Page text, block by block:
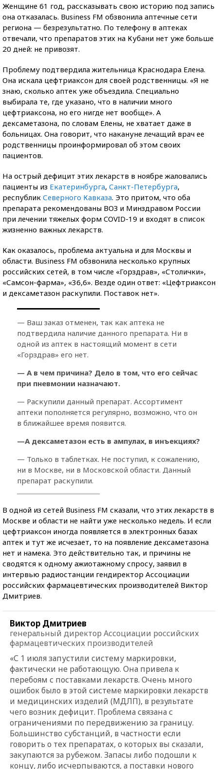
Женщине 61 год, рассказывать свою историю под запись
она отказалась. Business FM обзвонила аптечные сети
региона — безрезультатно. По телефону в аптеках
отвечали, что препаратов этих на Кубани нет уже больше
20 дней: не привозят.
Проблему подтвердила жительница Краснодара Елена.
Она искала цефтриаксон для своей родственницы. «Я не
знаю, сколько аптек уже объездила. Специально
выбирала те, где указано, что в наличии много
цефтриаксона, но его нигде нет вообще». А
дексаметазона, по словам Елены, не хватает даже в
больницах. Она говорит, что накануне лечащий врач ее
родственницы проинформировал об этом своих
пациентов.
На острый дефицит этих лекарств в ноябре жаловались
пациенты из Екатеринбурга, Санкт-Петербурга,
республик Северного Кавказа. Это притом, что оба
препарата рекомендованы ВОЗ и Минздравом России
при лечении тяжелых форм COVID-19 и входят в список
жизненно важных лекарств.
Как оказалось, проблема актуальна и для Москвы и
области. Business FM обзвонила несколько крупных
российских сетей, в том числе «Горздрав», «Столички»,
«Самсон-фарма», «36,6». Везде один ответ: «Цефтриаксон
и дексаметазон раскупили. Поставок нет».
— Ваш заказ отменен, так как аптека не
подтвердила наличие данного препарата. Ни в
одной из аптек в настоящий момент в сети
«Горздрав» его нет.
— А в чем причина? Дело в том, что его сейчас
при пневмонии назначают.
— Раскупили данный препарат. Ассортимент
аптеки пополняется регулярно, возможно, что он
в ближайшее время появится.
—А дексаметазон есть в ампулах, в инъекциях?
— Только в таблетках. Не поступил, к сожалению,
ни в Москве, ни в Московской области. Данный
препарат раскупили.
В одной из сетей Business FM сказали, что этих лекарств в
Москве и области не найти уже несколько недель. И если
цефтриаксон иногда появляется в электронных базах
аптек и тут же исчезает, то на появление дексаметазона
нет и намека. Это действительно так, и причины не
сводятся к одному ажиотажному спросу, заявил в
интервью радиостанции гендиректор Ассоциации
российских фармацевтических производителей Виктор
Дмитриев.
Виктор Дмитриев
генеральный директор Ассоциации российских
фармацевтических производителей
«С 1 июля запустили систему маркировки,
фактически не работающую. Она привела к
перебоям с поставками лекарств. Очень много
ошибок было в этой системе маркировки лекарств
и медицинских изделий (МДЛП), в результате
чего возник дефицит. Проблема связана с
ограничениями по передвижению за границу.
Большинство субстанций, в частности если
говорить о тех препаратах, о которых вы сказали,
закупаются за рубежом. Запасы либо подошли к
концу, либо исчерпываются, а поставки нового